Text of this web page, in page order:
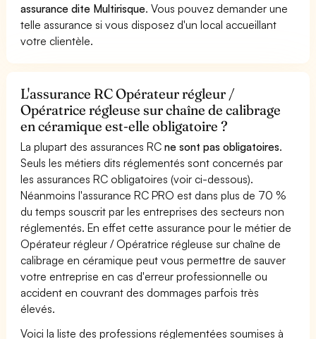
assurance dite Multirisque. Vous pouvez demander une
telle assurance si vous disposez d'un local accueillant
votre clientèle.
L'assurance RC Opérateur régleur /
Opératrice régleuse sur chaîne de calibrage
en céramique est-elle obligatoire ?
La plupart des assurances RCne sont pas obligatoires.
Seuls les métiers dits réglementés sont concernés par
les assurances RC obligatoires (voir ci-dessous).
Néanmoins l'assurance RC PRO est dans plus de 70 %
du temps souscrit par les entreprises des secteurs non
réglementés. En effet cette assurance pour le métier de
Opérateur régleur / Opératrice régleuse sur chaîne de
calibrage en céramique peut vous permettre de sauver
votre entreprise en cas d'erreur professionnelle ou
accident en couvrant des dommages parfois très
élevés.
Voici la liste des professions réglementées soumises à